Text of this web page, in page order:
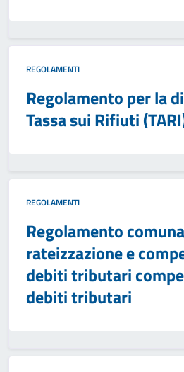
REGOLAMENTI
Regolamento per la
Tassa sui Rifiuti
REGOLAMENTI
Regolamento
rateizzazione e
debiti tributari
debiti tributari